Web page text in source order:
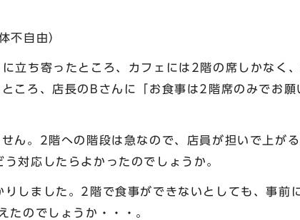
不自由）
立ち寄ったところ、カフェには2階の席しかなく
ころ、店長のBさんに「お食事は2階席のみでお願
ん。2階への階段は急なので、店員が担いで上が
対応したらよかったのでしょうか。
しました。2階で食事ができないとしても、事前
たのでしょうか・・・。